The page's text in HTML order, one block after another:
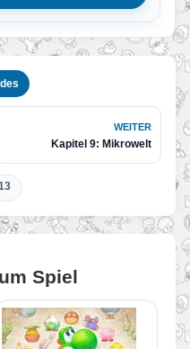
WEITER
Kapitel 9: Mikrowelt
Spiel